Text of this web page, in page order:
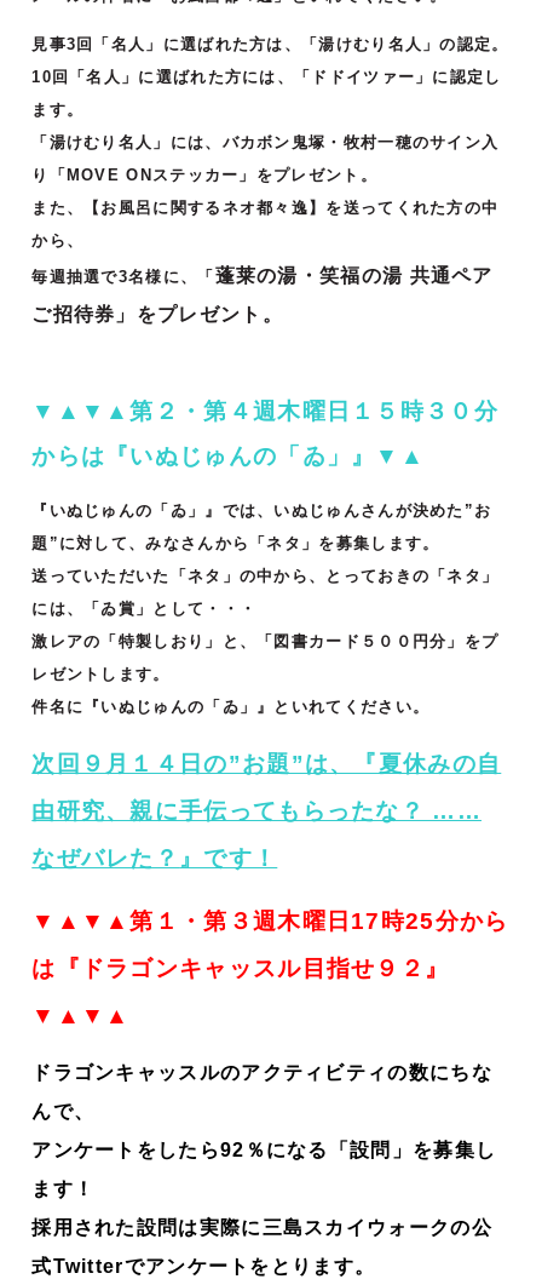
見事3回「名人」に選ばれた方は、「湯けむり名人」の認定。
10回「名人」に選ばれた方には、「ドドイツァー」に認定し
ます。
「湯けむり名人」には、バカボン鬼塚・牧村一穂のサイン入
り「MOVE ONステッカー」をプレゼント。
また、【お風呂に関するネオ都々逸】を送ってくれた方の中
から、
毎週抽選で3名様に、「 蓬莱の湯・笑福の湯 共通ペア
ご招待券」をプレゼント。
▼▲▼▲第２・第４週木曜日１５時３０分
からは『いぬじゅんの「ゐ」』▼▲
『いぬじゅんの「ゐ」』では、いぬじゅんさんが決めた”お
題”に対して、みなさんから「ネタ」を募集します。
送っていただいた「ネタ」の中から、とっておきの「ネタ」
には、「ゐ賞」として・・・
激レアの「特製しおり」と、「図書カード５００円分」をプ
レゼントします。
件名に『いぬじゅんの「ゐ」』といれてください。
次回９月１４日の”お題”は、『夏休みの自
由研究、親に手伝ってもらったな？ ……
なぜバレた？ 』です！
▼▲▼▲第１・第３週木曜日17時25分から
は『ドラゴンキャッスル目指せ９２』
▼▲▼▲
ドラゴンキャッスルのアクティビティの数にちな
んで、
アンケートをしたら92％になる「設問」を募集し
ます！
採用された設問は実際に三島スカイウォークの公
式Twitterでアンケートをとります。